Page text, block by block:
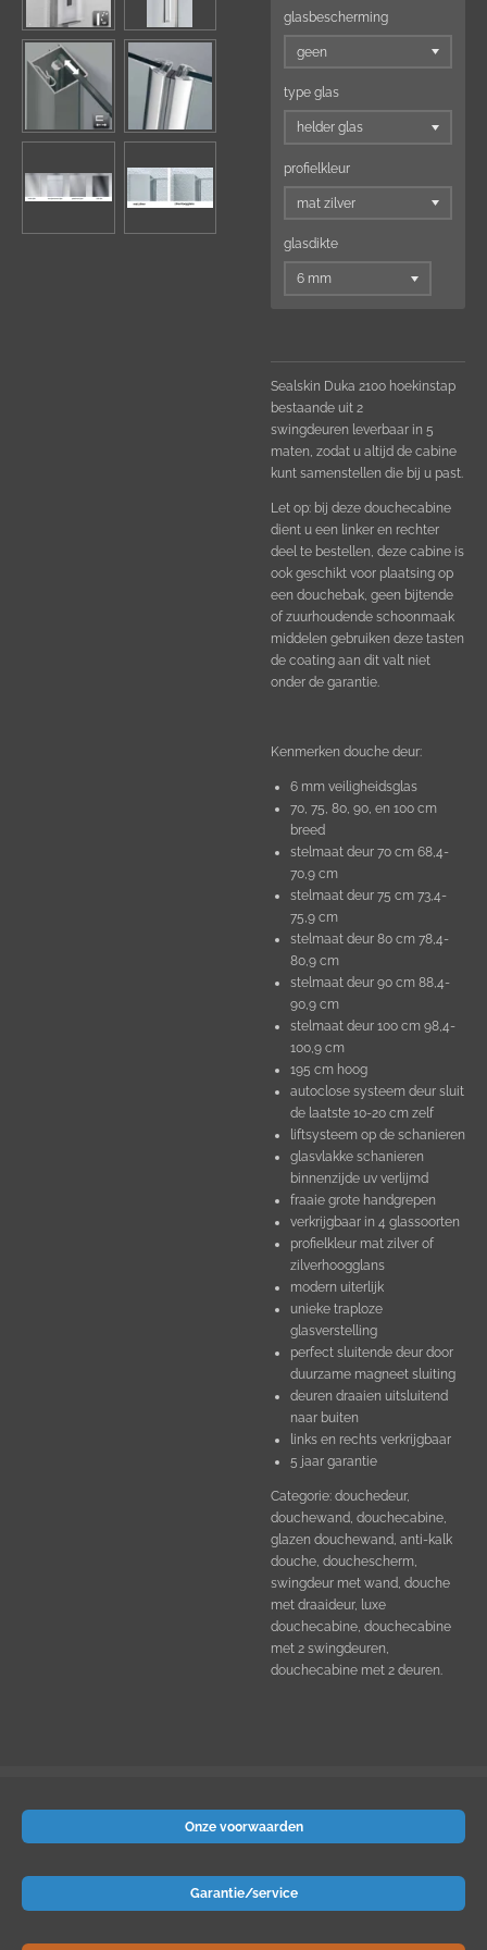
glasbescherming
type glas
profielkleur
glasdikte
Sealskin Duka 2100 hoekinstap
bestaande uit 2
swingdeuren leverbaar in 5
maten, zodat u altijd de cabine
kunt samenstellen die bij u past.
Let op: bij deze douchecabine
dient u een linker en rechter
deel te bestellen, deze cabine is
ook geschikt voor plaatsing op
een douchebak, geen bijtende
of zuurhoudende schoonmaak
middelen gebruiken deze tasten
de coating aan dit valt niet
onder de garantie.
Kenmerken douche deur:
6 mm veiligheidsglas
70, 75, 80, 90, en 100 cm
breed
stelmaat deur 70 cm 68,4-
70,9 cm
stelmaat deur 75 cm 73,4-
75,9 cm
stelmaat deur 80 cm 78,4-
80,9 cm
stelmaat deur 90 cm 88,4-
90,9 cm
stelmaat deur 100 cm 98,4-
100,9 cm
195 cm hoog
autoclose systeem deur sluit
de laatste 10-20 cm zelf
liftsysteem op de schanieren
glasvlakke schanieren
binnenzijde uv verlijmd
fraaie grote handgrepen
verkrijgbaar in 4 glassoorten
profielkleur mat zilver of
zilverhoogglans
modern uiterlijk
unieke traploze
glasverstelling
perfect sluitende deur door
duurzame magneet sluiting
deuren draaien uitsluitend
naar buiten
links en rechts verkrijgbaar
5 jaar garantie
Categorie: douchedeur,
douchewand, douchecabine,
glazen douchewand, anti-kalk
douche, douchescherm,
swingdeur met wand, douche
met draaideur, luxe
douchecabine, douchecabine
met 2 swingdeuren,
douchecabine met 2 deuren.
Onze voorwaarden
Garantie/service